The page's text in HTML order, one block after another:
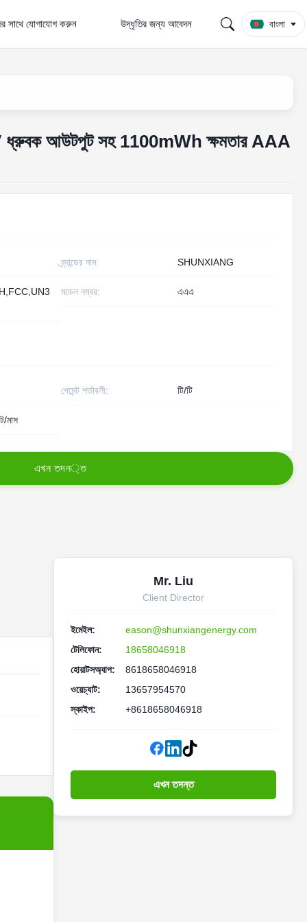
সাথে যোগাযোগ করুন উদ্ধৃতির জন্য আবেদন বাংলা
ধ্রুবক আউটপুট সহ 1100mWh ক্ষমতার AAA
ব্র্যান্ডের নাম: SHUNXIANG
মডেল নম্বর: এএএ
পেমেন্ট শর্তাবলী: টি/টি
মাস
এখন তদন্ত
Mr. Liu
Client Director
ইমেইল:
eason@shunxiangenergy.com
টেলিফোন:
18658046918
হোয়াটসঅ্যাপ:
8618658046918
ওয়েচ্যাট:
13657954570
স্কাইপ:
+8618658046918
এখন তদন্ত